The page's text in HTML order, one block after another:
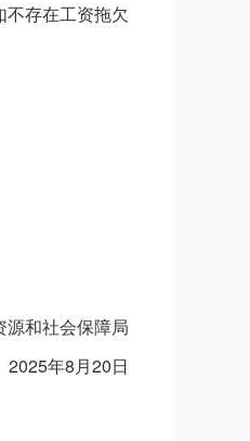
存在工资拖欠
源和社会保障局
2025年8月20日